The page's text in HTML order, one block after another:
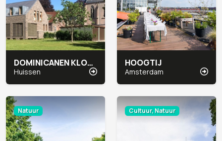
DOMINICANEN KLOOSTER
Huissen
HOOGTIJ
Amsterdam
Natuur Cultuur, Natuur